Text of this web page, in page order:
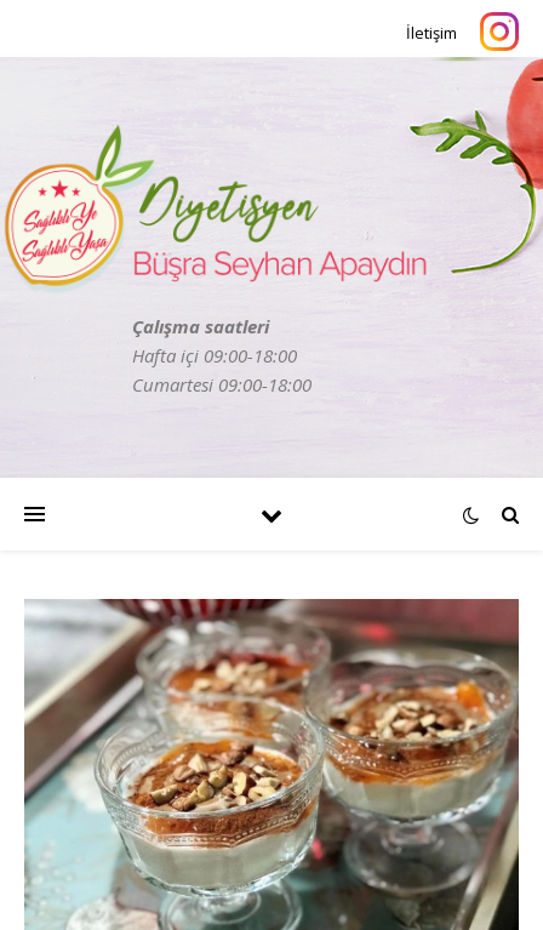
İletişim
Çalışma saatleri
Hafta içi 09:00-18:00
Cumartesi 09:00-18:00